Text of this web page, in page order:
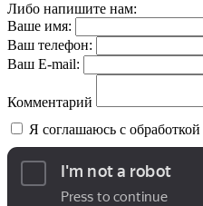
Либо напишите нам:
Ваше имя:
Ваш телефон:
Ваш E-mail:
Комментарий
Я соглашаюсь с обработкой